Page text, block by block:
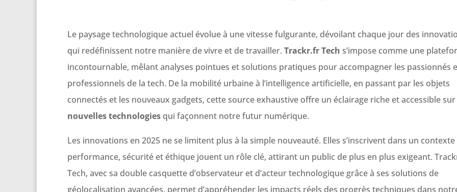
Le paysage technologique actuel évolue à une vitesse fulgurante, dévoilant chaque jour des
qui redéfinissent notre manière de vivre et de travailler. Trackr.fr Tech s’impose comme une
incontournable, mêlant analyses pointues et solutions pratiques pour accompagner les passionnés
professionnels de la tech. De la mobilité urbaine à l’intelligence artificielle, en passant par les objets
connectés et les nouveaux gadgets, cette source exhaustive offre un éclairage riche et accessible sur
nouvelles technologies qui façonnent notre futur numérique.
Les innovations en 2025 ne se limitent plus à la simple nouveauté. Elles s’inscrivent dans un
performance, sécurité et éthique jouent un rôle clé, attirant un public de plus en plus exigeant.
Tech, avec sa double casquette d’observateur et d’acteur technologique grâce à ses solutions de
géolocalisation avancées, permet d’appréhender les impacts réels des progrès techniques dans